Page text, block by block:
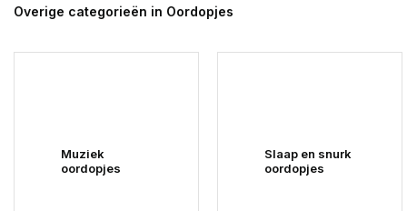
Overige categorieën in Oordopjes
Muziek
oordopjes
Slaap en snurk
oordopjes